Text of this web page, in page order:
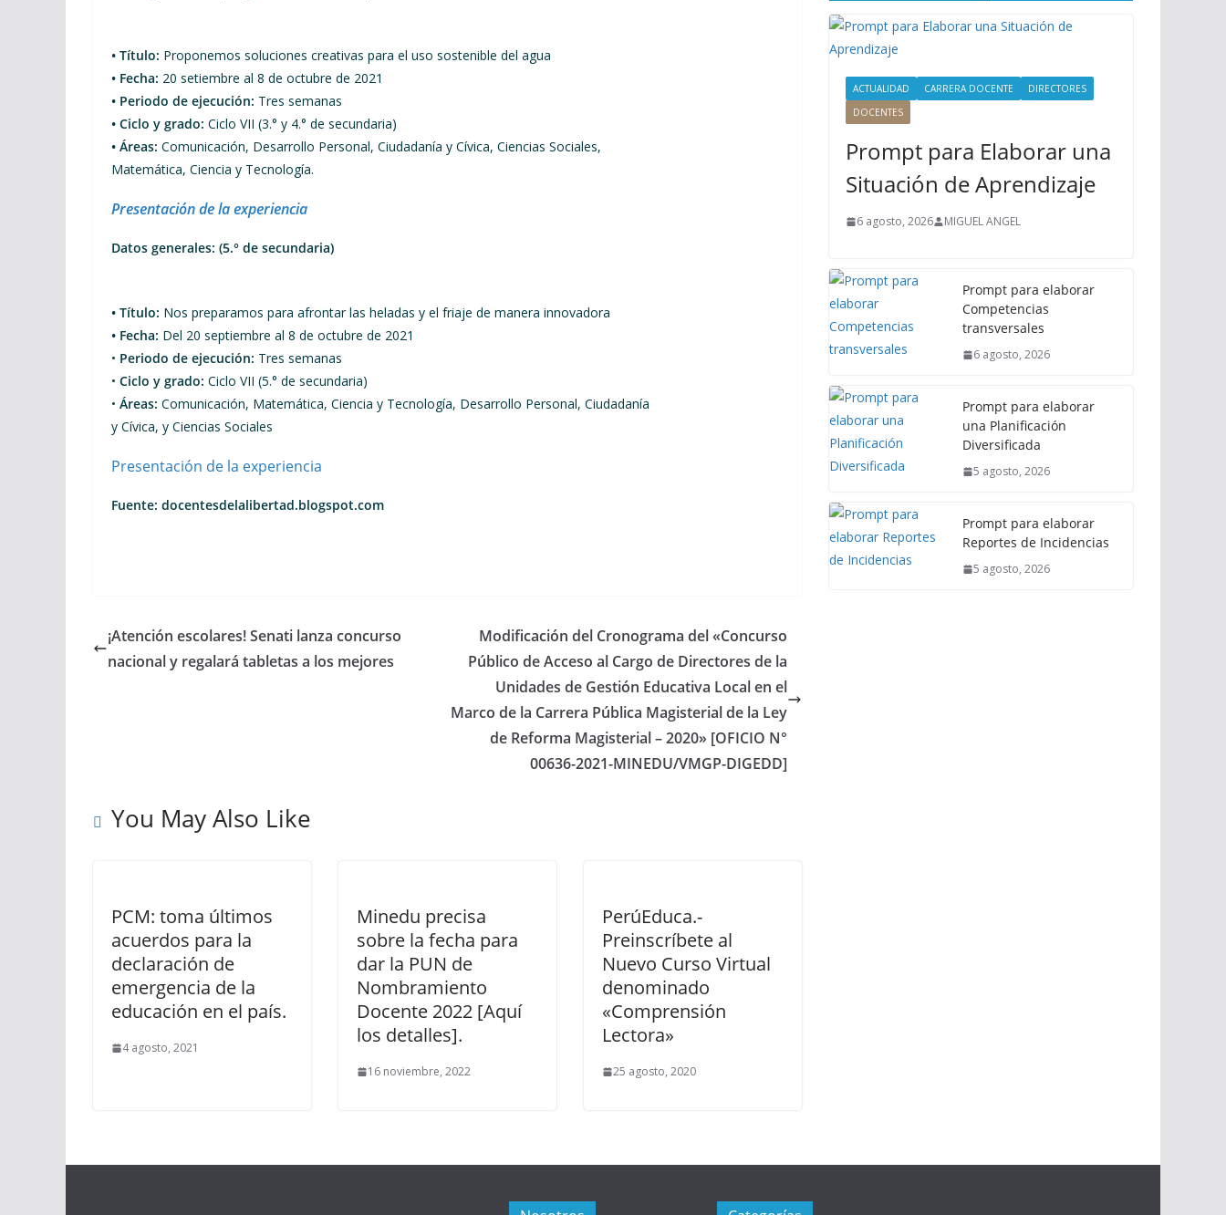
• Título: Proponemos soluciones creativas para el uso sostenible del agua
• Fecha: 20 setiembre al 8 de octubre de 2021
• Periodo de ejecución: Tres semanas
• Ciclo y grado: Ciclo VII (3.° y 4.° de secundaria)
• Áreas: Comunicación, Desarrollo Personal, Ciudadanía y Cívica, Ciencias Sociales,
Matemática, Ciencia y Tecnología.
Presentación de la experiencia
Datos generales: (5.° de secundaria)
• Título: Nos preparamos para afrontar las heladas y el friaje de manera innovadora
• Fecha: Del 20 septiembre al 8 de octubre de 2021
• Periodo de ejecución: Tres semanas
• Ciclo y grado: Ciclo VII (5.° de secundaria)
• Áreas: Comunicación, Matemática, Ciencia y Tecnología, Desarrollo Personal, Ciudadanía
y Cívica, y Ciencias Sociales
Presentación de la experiencia
Fuente: docentesdelalibertad.blogspot.com
¡Atención escolares! Senati lanza concurso
nacional y regalará tabletas a los mejores
Modificación del Cronograma del «Concurso
Público de Acceso al Cargo de Directores de la
Unidades de Gestión Educativa Local en el
Marco de la Carrera Pública Magisterial de la Ley
de Reforma Magisterial – 2020» [OFICIO N°
00636-2021-MINEDU/VMGP-DIGEDD]
You May Also Like
PCM: toma últimos
acuerdos para la
declaración de
emergencia de la
educación en el país.
4 agosto, 2021
Minedu precisa
sobre la fecha para
dar la PUN de
Nombramiento
Docente 2022 [Aquí
los detalles].
16 noviembre, 2022
PerúEduca.-
Preinscríbete al
Nuevo Curso Virtual
denominado
«Comprensión
Lectora»
25 agosto, 2020
P
i
ACTUALIDAD CARRERA DOCENTE
DIRECTORES
DOCENTES
Prompt para Elaborar una
Situación de Aprendizaje
6 agosto, 2026 MIGUEL ANGEL
Prompt para elaborar
Competencias
transversales
6 agosto, 2026
Prompt para elaborar
una Planificación
Diversificada
5 agosto, 2026
Prompt para elaborar
Reportes de Incidencias
5 agosto, 2026